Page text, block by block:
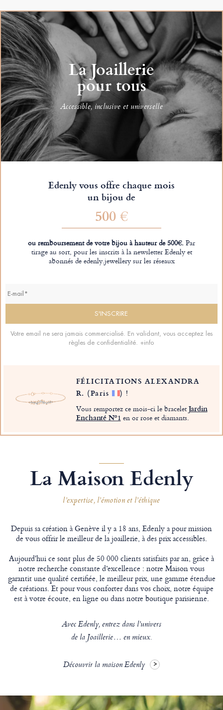
La Joaillerie
pour tous
Accessible, inclusive et universelle
Edenly vous offre chaque mois
un bijou de
500 €
ou remboursement de votre bijou à hauteur de 500€.Par
tirage au sort, pour les inscrits à la newsletter Edenly et
abonnés de edenly.jewellery sur les réseaux
Votre email ne sera jamais commercialisé. En validant, vous acceptez les
règles de confidentialité. +info
FÉLICITATIONS ALEXANDRA
R. (Paris ) !
Vous remportez ce mois-ci le braceletJardin
Enchanté Nº1 en or rose et diamants.
La Maison Edenly
l’expertise, l’émotion et l’éthique
Depuis sa création à Genève il y a 18 ans, Edenly a pour mission
de vous offrir le meilleur de la joaillerie, à des prix accessibles.
Aujourd'hui ce sont plus de 50 000 clients satisfaits par an, grâce à
notre recherche constante d’excellence : notre Maison vous
garantit une qualité certifiée, le meilleur prix, une gamme étendue
de créations. Et pour vous conforter dans vos choix, notre équipe
est à votre écoute, en ligne ou dans notre boutique parisienne.
Avec Edenly, entrez dans l’univers
de la Joaillerie… en mieux.
Découvrir la maison Edenly